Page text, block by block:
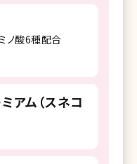
ノ酸6種配合
アム（スネコ